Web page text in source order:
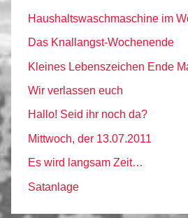
Haushaltswaschmaschine im
Das Knallangst-Wochenende
Kleines Lebenszeichen Ende
Wir verlassen euch
Hallo! Seid ihr noch da?
Mittwoch, der 13.07.2011
Es wird langsam Zeit…
Satanlage